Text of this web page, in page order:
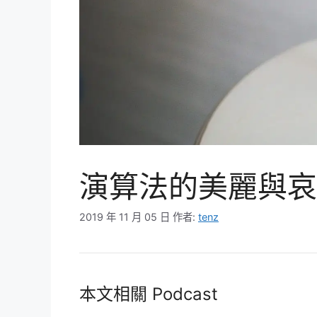
演算法的美麗與
2019 年 11 月 05 日 作者: tenz
本文相關 Podcast